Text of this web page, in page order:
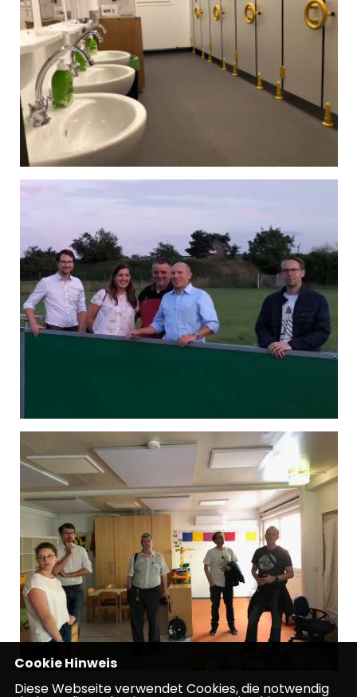
Cookie Hinweis
Diese Webseite verwendet Cookies, die notwendig